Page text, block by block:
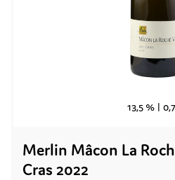
13,5 % |
Merlin Mâcon La
Cras 2022